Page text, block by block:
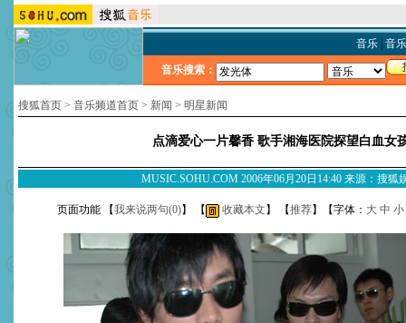
音乐| 音
音乐搜索：
搜狐首页 > 音乐频道首页 > 新闻 > 明星新闻
点滴爱心一片馨香 歌手湘海医院探望白血女
MUSIC.SOHU.COM 2006年06月20日14:40 来源：搜狐
页面功能 【我来说两句(0)】 【 收藏本文 】 【推荐】【字体： 大 中 小